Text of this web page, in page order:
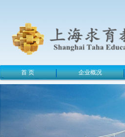
首 页 企业概况